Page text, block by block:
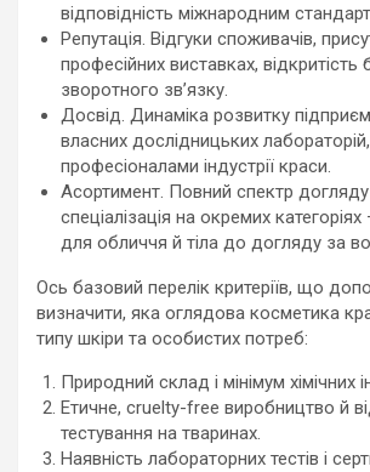
відповідність міжнародним
Репутація. Відгуки споживачів,
професійних виставках,
зворотного звʼязку.
Досвід. Динаміка розвитку
власних дослідницьких
професіоналами індустрії краси.
Асортимент. Повний спектр
спеціалізація на окремих категоріях
для обличчя й тіла до догляду за
Ось базовий перелік критеріїв, що
визначити, яка оглядова косметика
типу шкіри та особистих потреб:
Природний склад і мінімум хімічних
Етичне, cruelty-free виробництво й
тестування на тваринах.
Наявність лабораторних тестів і